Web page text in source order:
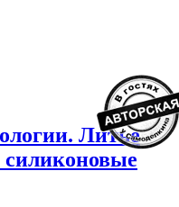
Литье
силиконовые